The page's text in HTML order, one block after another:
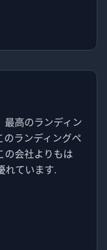
最高のランディン
のランディングペ
の会社よりもは
れています.